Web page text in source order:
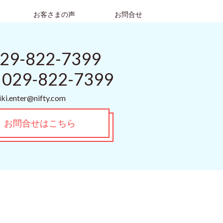
お客さまの声 お問合せ
822-7399
029-822-7399
お問合せはこちら